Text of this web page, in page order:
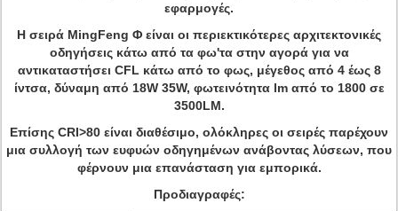
εφαρμογές.
Η σειρά MingFeng Φ είναι οι περιεκτικότερες αρχιτεκτονικές
οδηγήσεις κάτω από τα φω'τα στην αγορά για να
αντικαταστήσει CFL κάτω από το φως, μέγεθος από 4 έως 8
ίντσα, δύναμη από 18W 35W, φωτεινότητα lm από το 1800 σε
3500LM.
Επίσης CRI>80 είναι διαθέσιμο, ολόκληρες οι σειρές παρέχουν
μια συλλογή των ευφυών οδηγημένων ανάβοντας λύσεων, που
φέρνουν μια επανάσταση για εμπορικά.
Προδιαγραφές: